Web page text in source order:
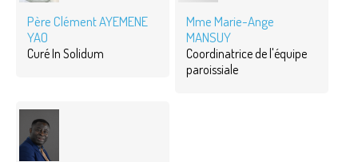
Père Clément AYEMENE
YAO
Curé In Solidum
Mme Marie-Ange
MANSUY
Coordinatrice de l'équipe
paroissiale